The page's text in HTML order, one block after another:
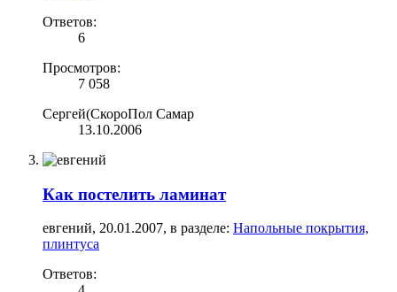
Ответов:
6
Просмотров:
7 058
Сергей(СкороПол Самар
13.10.2006
Как постелить ламинат
евгений, 20.01.2007, в разделе: Напольные покрытия,
плинтуса
Ответов: